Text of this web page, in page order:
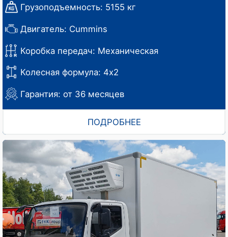
Грузоподъемность: 5155 кг
Двигатель: Cummins
Коробка передач: Механическая
Колесная формула: 4х2
Гарантия: от 36 месяцев
ПОДРОБНЕЕ